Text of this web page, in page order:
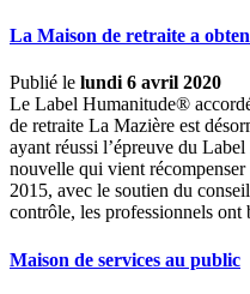
La Maison de retraite a
Publié le lundi 6 avril 2020
Le Label Humanitude®
de retraite La Mazière est
ayant réussi l’épreuve du
nouvelle qui vient
2015, avec le soutien du
contrôle, les professionnels
Maison de services au public